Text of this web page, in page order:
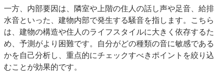
一方、内部要因は、隣室や上階の住人の話し声や足音、給排
水音といった、建物内部で発生する騒音を指します。こちら
は、建物の構造や住人のライフスタイルに大きく依存するた
め、予測がより困難です。自分がどの種類の音に敏感である
かを自己分析し、重点的にチェックすべきポイントを絞り込
むことが効果的です。